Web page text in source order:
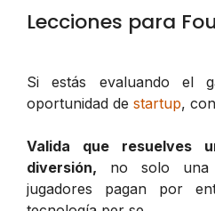
Lecciones para
Si estás evaluando el
oportunidad de startup,
Valida que resuelves
diversión, no solo una
jugadores pagan por